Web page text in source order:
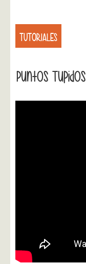
TUTORIALES
Puntos Tupidos